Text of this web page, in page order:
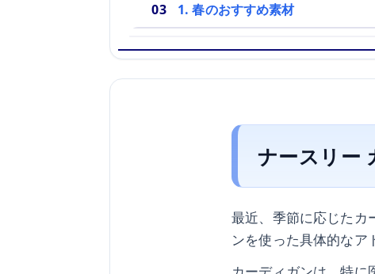
1. 春のおすすめ素材
ナースリー
最近、季節に応じたカ
ンを使った具体的なア